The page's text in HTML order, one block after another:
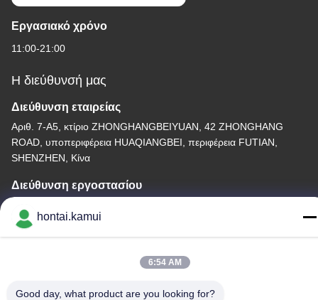
Εργασιακό χρόνο
11:00-21:00
Η διεύθυνσή μας
Διεύθυνση εταιρείας
Αριθ. 7-Α5, κτίριο ZHONGHANGBEIYUAN, 42 ZHONGHANG
ROAD, υποπεριφέρεια HUAQIANGBEI, περιφέρεια FUTIAN,
SHENZHEN, Κίνα
Διεύθυνση εργοστασίου
Τηλεφώνημα
86-755-82861683
hontai.kamui
6:54 AM
Good day, what product are you looking for?